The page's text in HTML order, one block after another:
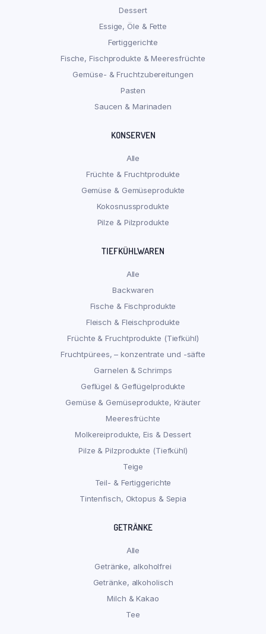
Dessert
Essige, Öle & Fette
Fertiggerichte
Fische, Fischprodukte & Meeresfrüchte
Gemüse- & Fruchtzubereitungen
Pasten
Saucen & Marinaden
KONSERVEN
Alle
Früchte & Fruchtprodukte
Gemüse & Gemüseprodukte
Kokosnussprodukte
Pilze & Pilzprodukte
TIEFKÜHLWAREN
Alle
Backwaren
Fische & Fischprodukte
Fleisch & Fleischprodukte
Früchte & Fruchtprodukte (Tiefkühl)
Fruchtpürees, – konzentrate und -säfte
Garnelen & Schrimps
Geflügel & Geflügelprodukte
Gemüse & Gemüseprodukte, Kräuter
Meeresfrüchte
Molkereiprodukte, Eis & Dessert
Pilze & Pilzprodukte (Tiefkühl)
Teige
Teil- & Fertiggerichte
Tintenfisch, Oktopus & Sepia
GETRÄNKE
Alle
Getränke, alkoholfrei
Getränke, alkoholisch
Milch & Kakao
Tee